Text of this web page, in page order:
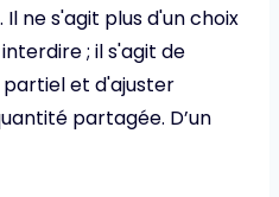
Il ne s'agit plus d'un choix
; il s'agit de
et d'ajuster
partagée. D’un